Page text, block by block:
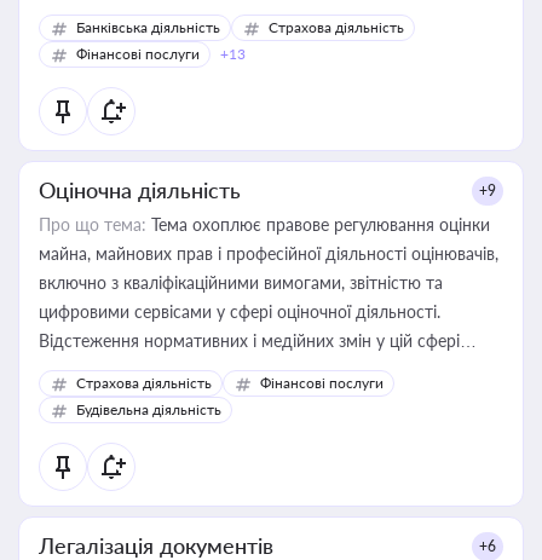
Банківська діяльність
Страхова діяльність
Фінансові послуги
+13
Оціночна діяльність +9
Про що тема: Тема охоплює правове регулювання оцінки
майна, майнових прав і професійної діяльності оцінювачів,
включно з кваліфікаційними вимогами, звітністю та
цифровими сервісами у сфері оціночної діяльності.
Відстеження нормативних і медійних змін у цій сфері
корисне для власника бізнесу, керівника, юриста або
бухгалтера під час оподаткування, приватизації, оренди
державного майна, корпоративних угод і перевірки
статусу суб'єктів оціночної діяльності
Страхова діяльність
Фінансові послуги
Будівельна діяльність
Легалізація документів +6